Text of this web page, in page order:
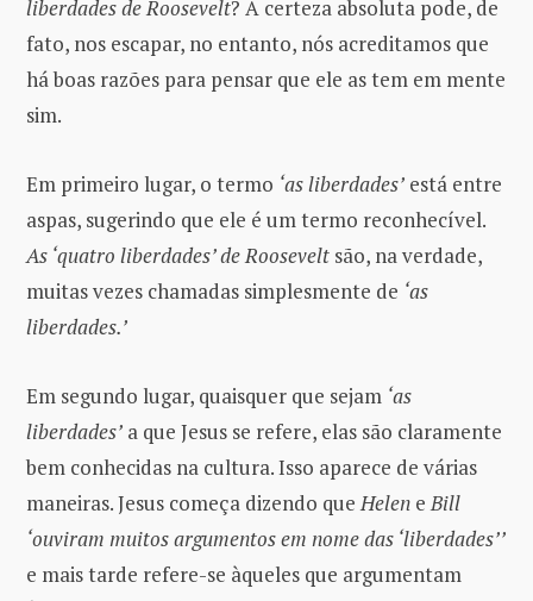
liberdades de Roosevelt? A certeza absoluta pode, de
fato, nos escapar, no entanto, nós acreditamos que
há boas razões para pensar que ele as tem em mente
sim.
Em primeiro lugar, o termo ‘as liberdades’ está entre
aspas, sugerindo que ele é um termo reconhecível.
As ‘quatro liberdades’ de Roosevelt são, na verdade,
muitas vezes chamadas simplesmente de ‘as
liberdades.’
Em segundo lugar, quaisquer que sejam ‘as
liberdades’ a que Jesus se refere, elas são claramente
bem conhecidas na cultura. Isso aparece de várias
maneiras. Jesus começa dizendo queHelen eBill
‘ouviram muitos argumentos em nome das ‘liberdades’’
e mais tarde refere-se àqueles que argumentam